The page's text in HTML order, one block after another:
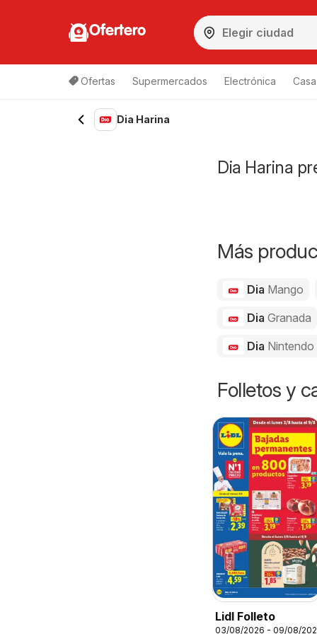
Ofertero
Ofertas Supermercados Electrónica
Dia Harina
Dia Harina
Más
Dia Mango
Dia Granada
Dia
Folletos y
Lidl Folleto
03/08/2026 - 09/08/